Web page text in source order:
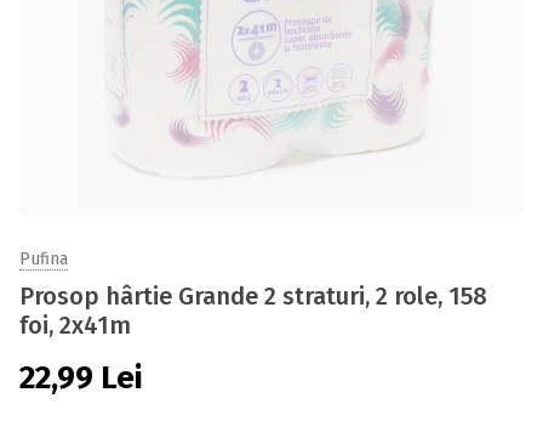
Pufina
Prosop hârtie Grande 2 straturi, 2 role, 158
foi, 2x41m
22,99 Lei